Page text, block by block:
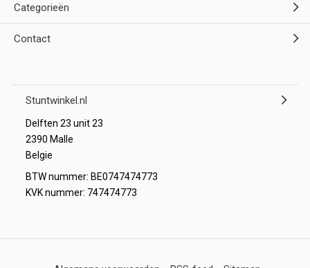
Categorieën
Contact
Stuntwinkel.nl
Delften 23 unit 23
2390 Malle
Belgie
BTW nummer: BE0747474773
KVK nummer: 747474773